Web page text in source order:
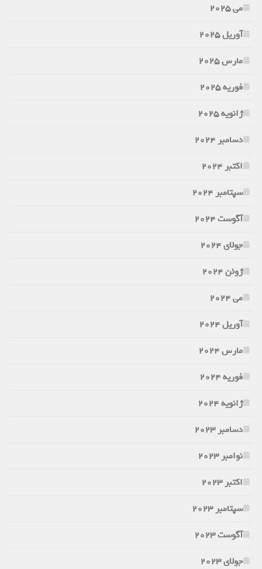
می 2025
آوریل 2025
مارس 2025
فوریه 2025
ژانویه 2025
دسامبر 2024
اکتبر 2024
سپتامبر 2024
آگوست 2024
جولای 2024
ژوئن 2024
می 2024
آوریل 2024
مارس 2024
فوریه 2024
ژانویه 2024
دسامبر 2023
نوامبر 2023
اکتبر 2023
سپتامبر 2023
آگوست 2023
جولای 2023